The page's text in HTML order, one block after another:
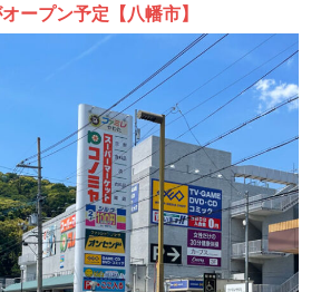
ープン予定【八幡市】